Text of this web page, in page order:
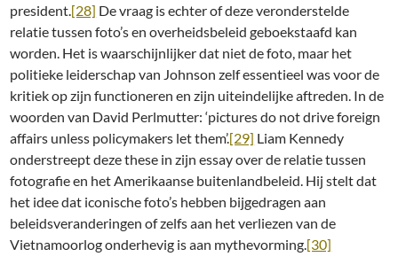
president. [28] De vraag is echter of deze veronderstelde
relatie tussen foto’s en overheidsbeleid geboekstaafd kan
worden. Het is waarschijnlijker dat niet de foto, maar het
politieke leiderschap van Johnson zelf essentieel was voor de
kritiek op zijn functioneren en zijn uiteindelijke aftreden. In de
woorden van David Perlmutter: ‘pictures do not drive foreign
affairs unless policymakers let them’.[29] Liam Kennedy
onderstreept deze these in zijn essay over de relatie tussen
fotografie en het Amerikaanse buitenlandbeleid. Hij stelt dat
het idee dat iconische foto’s hebben bijgedragen aan
beleidsveranderingen of zelfs aan het verliezen van de
Vietnamoorlog onderhevig is aan mythevorming. [30]